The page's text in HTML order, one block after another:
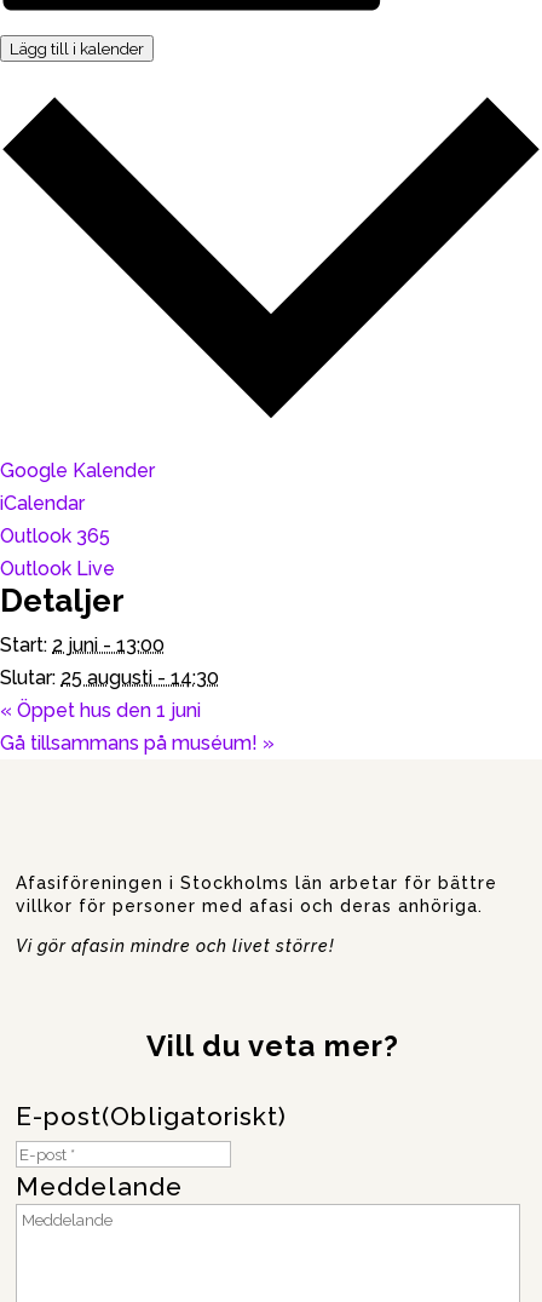
Lägg till i kalender
Google Kalender
iCalendar
Outlook 365
Outlook Live
Detaljer
Start: 2 juni - 13:00
Slutar: 25 augusti - 14:30
« Öppet hus den 1 juni
Gå tillsammans på muséum! »
Afasiföreningen i Stockholms län arbetar för bättre
villkor för personer med afasi och deras anhöriga.
Vi gör afasin mindre och livet större!
Vill du veta mer?
E-post(Obligatoriskt)
Meddelande